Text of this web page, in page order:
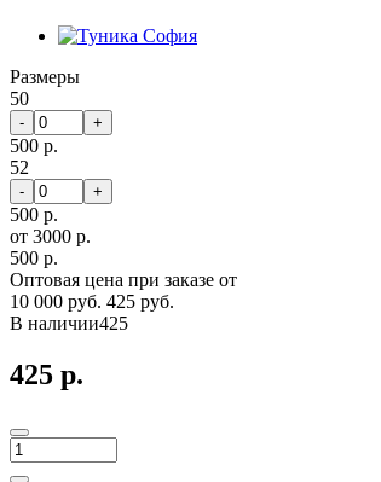
Размеры
50
- +
500 р.
52
- +
500 р.
от 3000 р.
500 р.
Оптовая цена при заказе от
10 000 руб. 425 руб.
В наличии425
425 р.